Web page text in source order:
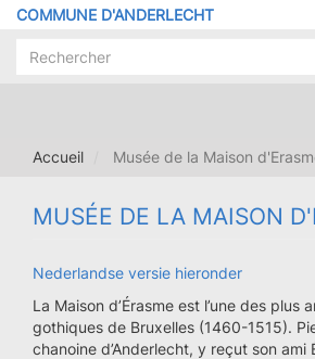
Aller
contenu
COMMUNE D'ANDERLECHT
Accueil
Musée de la Maison
MUSÉE DE LA MAISON
Nederlandse versie hieronder
La Maison d’Érasme est l’une des plus
gothiques de Bruxelles (1460-1515).
chanoine d’Anderlecht, y reçut son ami